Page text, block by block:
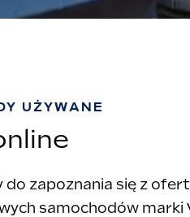
UŻYWANE
do zapoznania się z
samochodów marki